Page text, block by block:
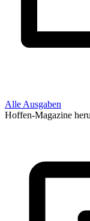
Alle Ausgaben
Hoffen-Magazine